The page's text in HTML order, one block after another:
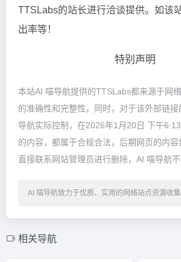
TTSLabs的站长进行洽谈提供。如该
出率等！
特别声明
本站AI 喵导航提供的TTSLabs都来源于网
的准确性和完整性，同时，对于该外部链
导航实际控制，在2026年1月20日 下午
的内容，都属于合规合法，后期网页的内容
直接联系网站管理员进行删除，AI 喵导航不
AI 喵导航致力于优质、实用的网络站点资源收集
相关导航